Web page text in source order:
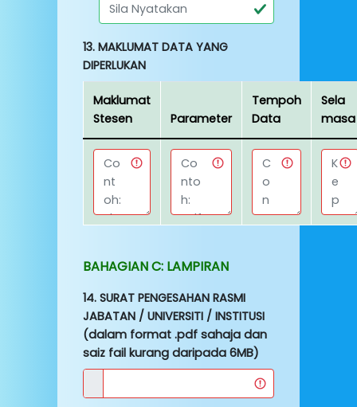
13. MAKLUMAT DATA YANG
DIPERLUKAN
Maklumat
Stesen
Parameter
Tempoh
Data
Sela
masa
BAHAGIAN C: LAMPIRAN
14. SURAT PENGESAHAN RASMI
JABATAN / UNIVERSITI / INSTITUSI
(dalam format .pdf sahaja dan
saiz fail kurang daripada 6MB)